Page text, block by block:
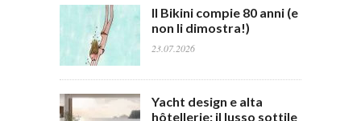
Il Bikini compie 80 anni (e
non li dimostra!)
23.07.2026
Yacht design e alta
hôtellerie: il lusso sottile